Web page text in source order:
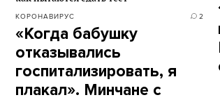
КОРОНАВИРУС 2
«Когда бабушку
отказывались
госпитализировать, я
плакал». Минчане с